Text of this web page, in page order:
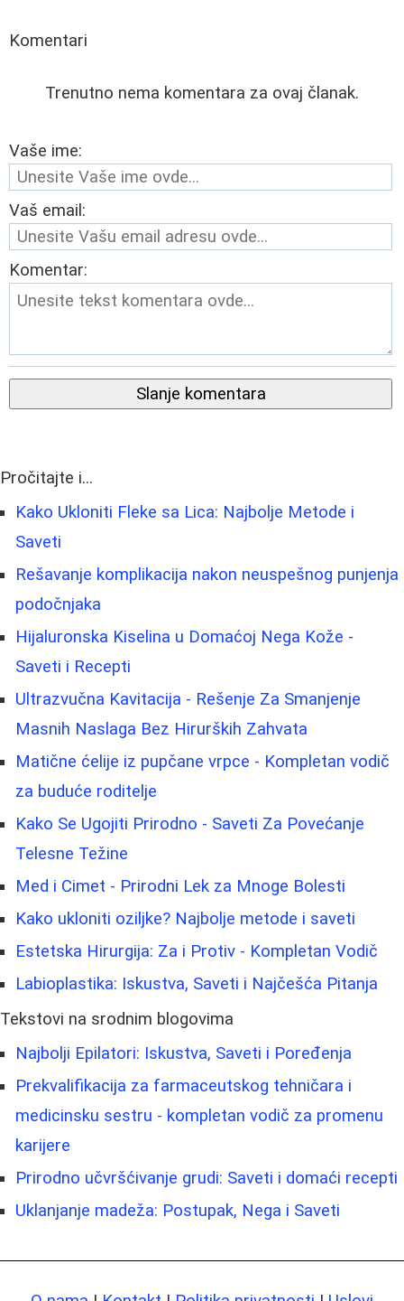
Komentari
Trenutno nema komentara za ovaj članak.
Vaše ime:
Vaš email:
Komentar:
Slanje komentara
Pročitajte i...
Kako Ukloniti Fleke sa Lica: Najbolje Metode i
Saveti
Rešavanje komplikacija nakon neuspešnog punjenja
podočnjaka
Hijaluronska Kiselina u Domaćoj Nega Kože -
Saveti i Recepti
Ultrazvučna Kavitacija - Rešenje Za Smanjenje
Masnih Naslaga Bez Hirurških Zahvata
Matične ćelije iz pupčane vrpce - Kompletan vodič
za buduće roditelje
Kako Se Ugojiti Prirodno - Saveti Za Povećanje
Telesne Težine
Med i Cimet - Prirodni Lek za Mnoge Bolesti
Kako ukloniti oziljke? Najbolje metode i saveti
Estetska Hirurgija: Za i Protiv - Kompletan Vodič
Labioplastika: Iskustva, Saveti i Najčešća Pitanja
Tekstovi na srodnim blogovima
Najbolji Epilatori: Iskustva, Saveti i Poređenja
Prekvalifikacija za farmaceutskog tehničara i
medicinsku sestru - kompletan vodič za promenu
karijere
Prirodno učvršćivanje grudi: Saveti i domaći recepti
Uklanjanje madeža: Postupak, Nega i Saveti